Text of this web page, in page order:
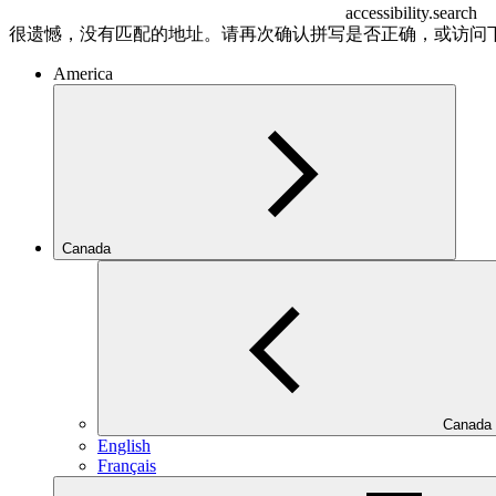
accessibility.search
很遗憾，没有匹配的地址。请再次确认拼写是否正确，或访问
America
Canada
Canada
English
Français